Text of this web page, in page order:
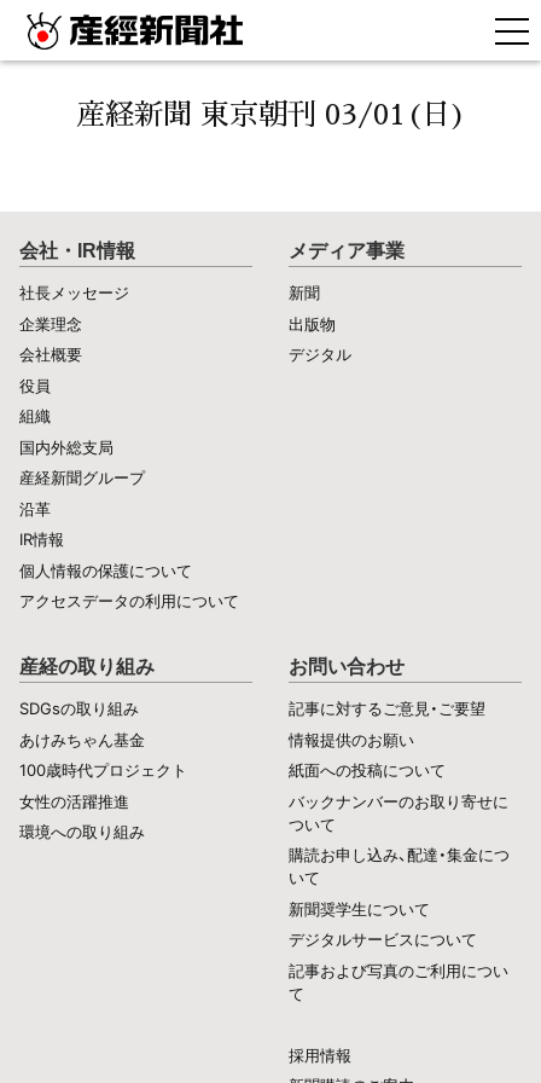
産経新聞 東京朝刊 03/01(日)
会社・IR情報
社長メッセージ
企業理念
会社概要
役員
組織
国内外総支局
産経新聞グループ
沿革
IR情報
個人情報の保護について
アクセスデータの利用について
メディア事業
新聞
出版物
デジタル
産経の取り組み
SDGsの取り組み
あけみちゃん基金
100歳時代プロジェクト
女性の活躍推進
環境への取り組み
お問い合わせ
記事に対するご意見・ご要望
情報提供のお願い
紙面への投稿について
バックナンバーのお取り寄せに
ついて
購読お申し込み、配達・集金につ
いて
新聞奨学生について
デジタルサービスについて
記事および写真のご利用につい
て
採用情報